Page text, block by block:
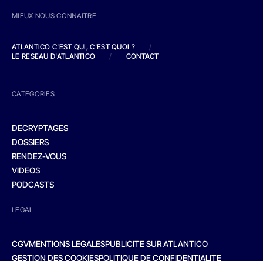
MIEUX NOUS CONNAITRE
ATLANTICO C'EST QUI, C'EST QUOI ?
/
LE RESEAU D'ATLANTICO
/ CONTACT
CATEGORIES
DECRYPTAGES
DOSSIERS
RENDEZ-VOUS
VIDEOS
PODCASTS
LEGAL
CGVMENTIONS LEGALESPUBLICITE SUR ATLANTICO
GESTION DES COOKIESPOLITIQUE DE CONFIDENTIALITE